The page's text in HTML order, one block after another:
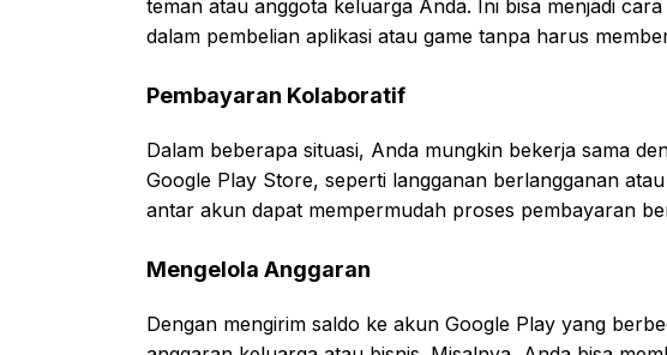
teman atau anggota keluarga Anda. Ini bisa menjadi
dalam pembelian aplikasi atau game tanpa harus
Pembayaran Kolaboratif
Dalam beberapa situasi, Anda mungkin bekerja sama
Google Play Store, seperti langganan berlangganan
antar akun dapat mempermudah proses pembayaran
Mengelola Anggaran
Dengan mengirim saldo ke akun Google Play yang